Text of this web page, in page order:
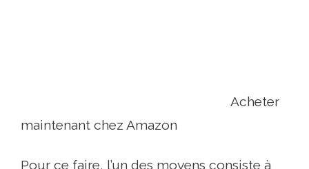
Acheter
maintenant chez Amazon
Pour ce faire, l’un des moyens consiste à